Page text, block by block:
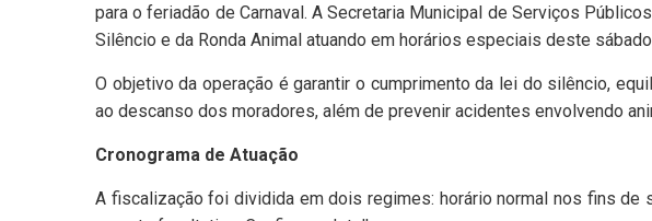
para o feriadão de Carnaval. A Secretaria Municipal de Serviços
Silêncio e da Ronda Animal atuando em horários especiais deste
O objetivo da operação é garantir o cumprimento da lei do silêncio,
ao descanso dos moradores, além de prevenir acidentes envolvendo
Cronograma de Atuação
A fiscalização foi dividida em dois regimes: horário normal nos fins de